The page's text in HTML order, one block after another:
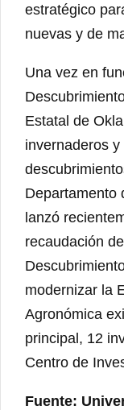
estratégico
nuevas y de
Una vez en
Estatal de
invernaderos
Departamento
lanzó
recaudación
modernizar la
Agronómica
principal, 12
Centro de
Fuente: